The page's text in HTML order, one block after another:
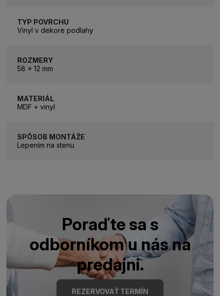
TYP POVRCHU
Vinyl v dekore podlahy
ROZMERY
58 x 12 mm
MATERIÁL
MDF + vinyl
SPÔSOB MONTÁŽE
Lepením na stenu
Poraďte sa s
odborníkom u nás na
predajni.
REZERVOVAŤ TERMÍN